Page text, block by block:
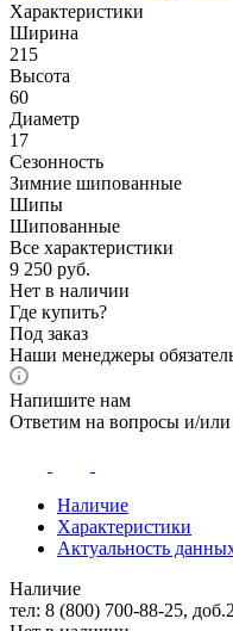
Характеристики
Ширина
215
Высота
60
Диаметр
17
Сезонность
Зимние шипованные
Шипы
Шипованные
Все характеристики
9 250 руб.
Нет в наличии
Где купить?
Под заказ
Наши менеджеры
Напишите нам
Ответим на вопросы и/
Наличие
Характеристики
Актуальность
Наличие
тел: 8 (800) 700-88-25, доб.2